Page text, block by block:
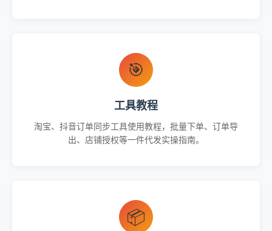
🎯
工具教程
淘宝、抖音订单同步工具使用教程，批量下单、订单导
出、店铺授权等一件代发实操指南。
📦